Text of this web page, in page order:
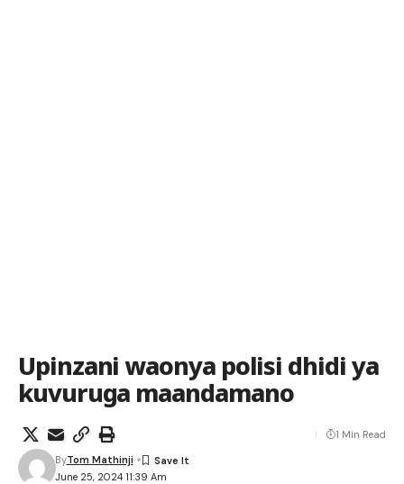
Upinzani waonya polisi dhidi ya
kuvuruga maandamano
June 25, 2024 11:39 Am
ByTom Mathinji
1 Min Read